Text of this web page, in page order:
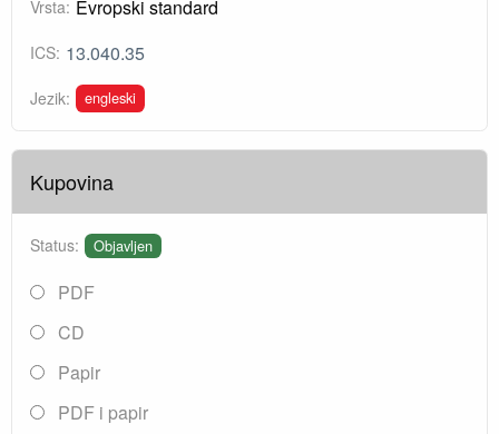
Vrsta: Evropski standard
ICS: 13.040.35
Jezik: engleski
Kupovina
Status: Objavljen
PDF
CD
Papir
PDF i papir